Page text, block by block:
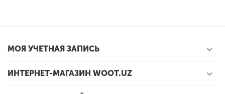
МОЯ УЧЕТНАЯ ЗАПИСЬ
ИНТЕРНЕТ-МАГАЗИН WOOT.UZ